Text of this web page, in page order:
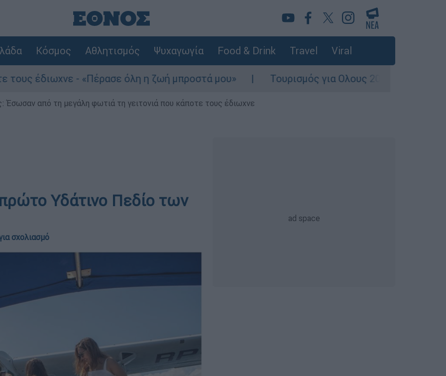
Κόσμος Αθλητισμός Ψυχαγωγία Food & Drink Travel Viral
- «Πέρασε όλη η ζωή μπροστά μου» Τουρισμός για Ολους 2026-2027: Τα SOS για να
Έσωσαν από τη μεγάλη φωτιά τη γειτονιά που κάποτε τους έδιωχνε
Υδάτινο Πεδίο των
σχολιασμό